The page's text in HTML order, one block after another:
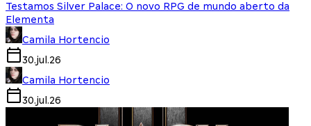
Testamos Silver Palace: O novo RPG de mundo aberto da
Elementa
Camila Hortencio
30.jul.26
Camila Hortencio
30.jul.26